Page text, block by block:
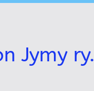
Jymy ry.